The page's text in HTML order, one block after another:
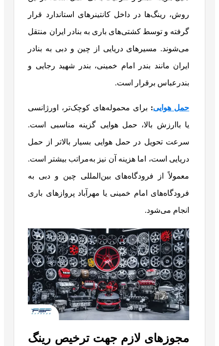
روش، رینگ‌ها در داخل کانتینرهای استاندارد قرار
گرفته و توسط کشتی‌های باری به بنادر ایران منتقل
می‌شوند. مسیرهای دریایی از چین و دبی به بنادر
ایران مانند بندر امام خمینی، بندر شهید رجایی و
بندرعباس برقرار است.
حمل هوایی: برای محموله‌های کوچک‌تر، اورژانسی
یا باارزش بالا، حمل هوایی گزینه مناسبی است.
سرعت تحویل در حمل هوایی بسیار بالاتر از حمل
دریایی است، اما هزینه آن نیز به‌مراتب بیشتر است.
معمولاً از فرودگاه‌های بین‌المللی چین و دبی به
فرودگاه‌های امام خمینی یا مهرآباد پروازهای باری
انجام می‌شود.
مجوزهای لازم جهت ترخیص رینگ